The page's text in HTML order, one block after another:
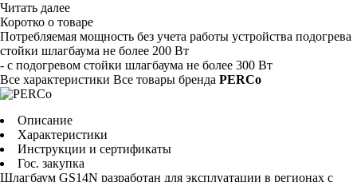
Читать далее
Коротко о товаре
Потребляемая мощность без учета работы устройства подогрева
стойки шлагбаума не более 200 Вт
- с подогревом стойки шлагбаума не более 300 Вт
Все характеристики Все товары бренда PERCo
Описание
Характеристики
Инструкции и сертификаты
Гос. закупка
Шлагбаум GS14N разработан для эксплуатации в регионах с